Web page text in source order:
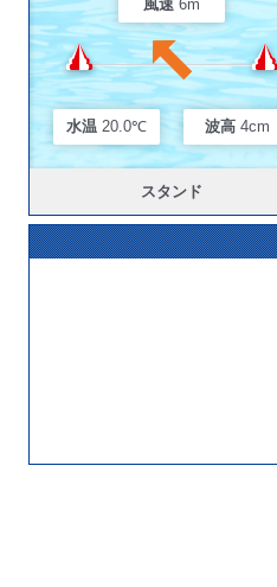
風速 6m
水温 20.0℃ 波高 4cm
スタンド